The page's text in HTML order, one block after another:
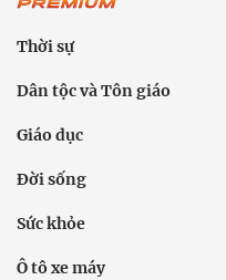
Thời sự
Dân tộc và Tôn giáo
Giáo dục
Đời sống
Sức khỏe
Ô tô xe máy